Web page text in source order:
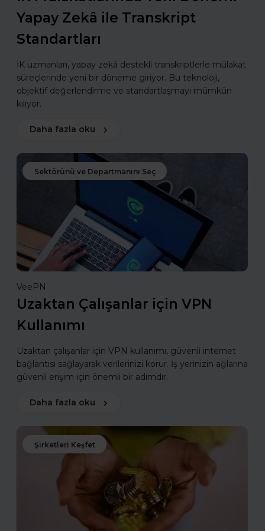
Yapay Zekâ ile Transkript
Standartları
İK uzmanları, yapay zekâ destekli transkriptlerle mülakat
süreçlerinde yeni bir döneme giriyor. Bu teknoloji,
objektif değerlendirme ve standartlaşmayı mümkün
kılıyor.
Daha fazla oku
Sektörünü ve Departmanını Seç
VeePN
Uzaktan Çalışanlar için VPN
Kullanımı
Uzaktan çalışanlar için VPN kullanımı, güvenli internet
bağlantısı sağlayarak verilerinizi korur. İş yerinizin ağlarına
güvenli erişim için önemli bir adımdır.
Daha fazla oku
Şirketleri Keşfet